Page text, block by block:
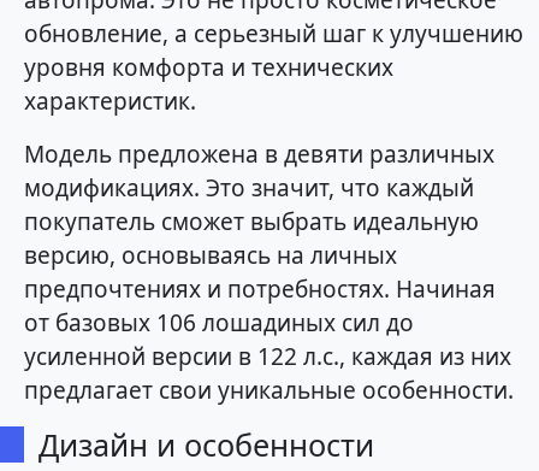
обновление, а серьезный шаг к улучшению
уровня комфорта и технических
характеристик.
Модель предложена в девяти различных
модификациях. Это значит, что каждый
покупатель сможет выбрать идеальную
версию, основываясь на личных
предпочтениях и потребностях. Начиная
от базовых 106 лошадиных сил до
усиленной версии в 122 л.с., каждая из них
предлагает свои уникальные особенности.
Дизайн и особенности